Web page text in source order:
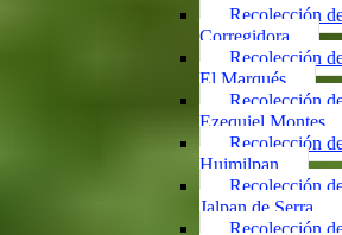
Recolección
Corregidora
Recolección
El Marqués
Recolección
Ezequiel Montes
Recolección
Huimilpan
Recolección
Jalpan de Serra
Recolección